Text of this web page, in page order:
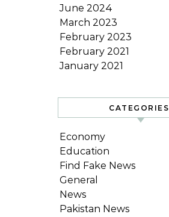
June 2024
March 2023
February 2023
February 2021
January 2021
CATEGORIES
Economy
Education
Find Fake News
General
News
Pakistan News